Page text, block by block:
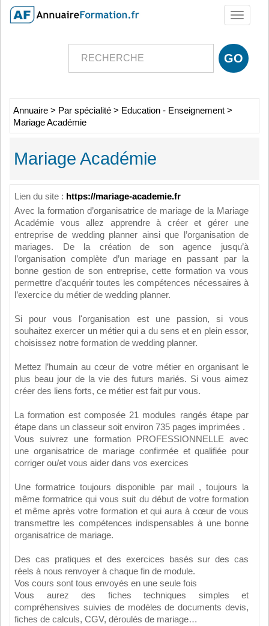
Toggle
Annuaire > Par spécialité > Education - Enseignement >
Mariage Académie
Mariage Académie
Lien du site : https://mariage-academie.fr
Avec la formation d’organisatrice de mariage de la Mariage
Académie vous allez apprendre à créer et gérer une
entreprise de wedding planner ainsi que l’organisation de
mariages. De la création de son agence jusqu’à
l’organisation complète d’un mariage en passant par la
bonne gestion de son entreprise, cette formation va vous
permettre d’acquérir toutes les compétences nécessaires à
l’exercice du métier de wedding planner.
Si pour vous l'organisation est une passion, si vous
souhaitez exercer un métier qui a du sens et en plein essor,
choisissez notre formation de wedding planner.
Mettez l’humain au cœur de votre métier en organisant le
plus beau jour de la vie des futurs mariés. Si vous aimez
créer des liens forts, ce métier est fait pur vous.
La formation est composée 21 modules rangés étape par
étape dans un classeur soit environ 735 pages imprimées .
Vous suivrez une formation PROFESSIONNELLE avec
une organisatrice de mariage confirmée et qualifiée pour
corriger ou/et vous aider dans vos exercices
Une formatrice toujours disponible par mail , toujours la
même formatrice qui vous suit du début de votre formation
et même après votre formation et qui aura à cœur de vous
transmettre les compétences indispensables à une bonne
organisatrice de mariage.
Des cas pratiques et des exercices basés sur des cas
réels à nous renvoyer à chaque fin de module.
Vos cours sont tous envoyés en une seule fois
Vous aurez des fiches techniques simples et
compréhensives suivies de modèles de documents devis,
fiches de calculs, CGV, déroulés de mariage…